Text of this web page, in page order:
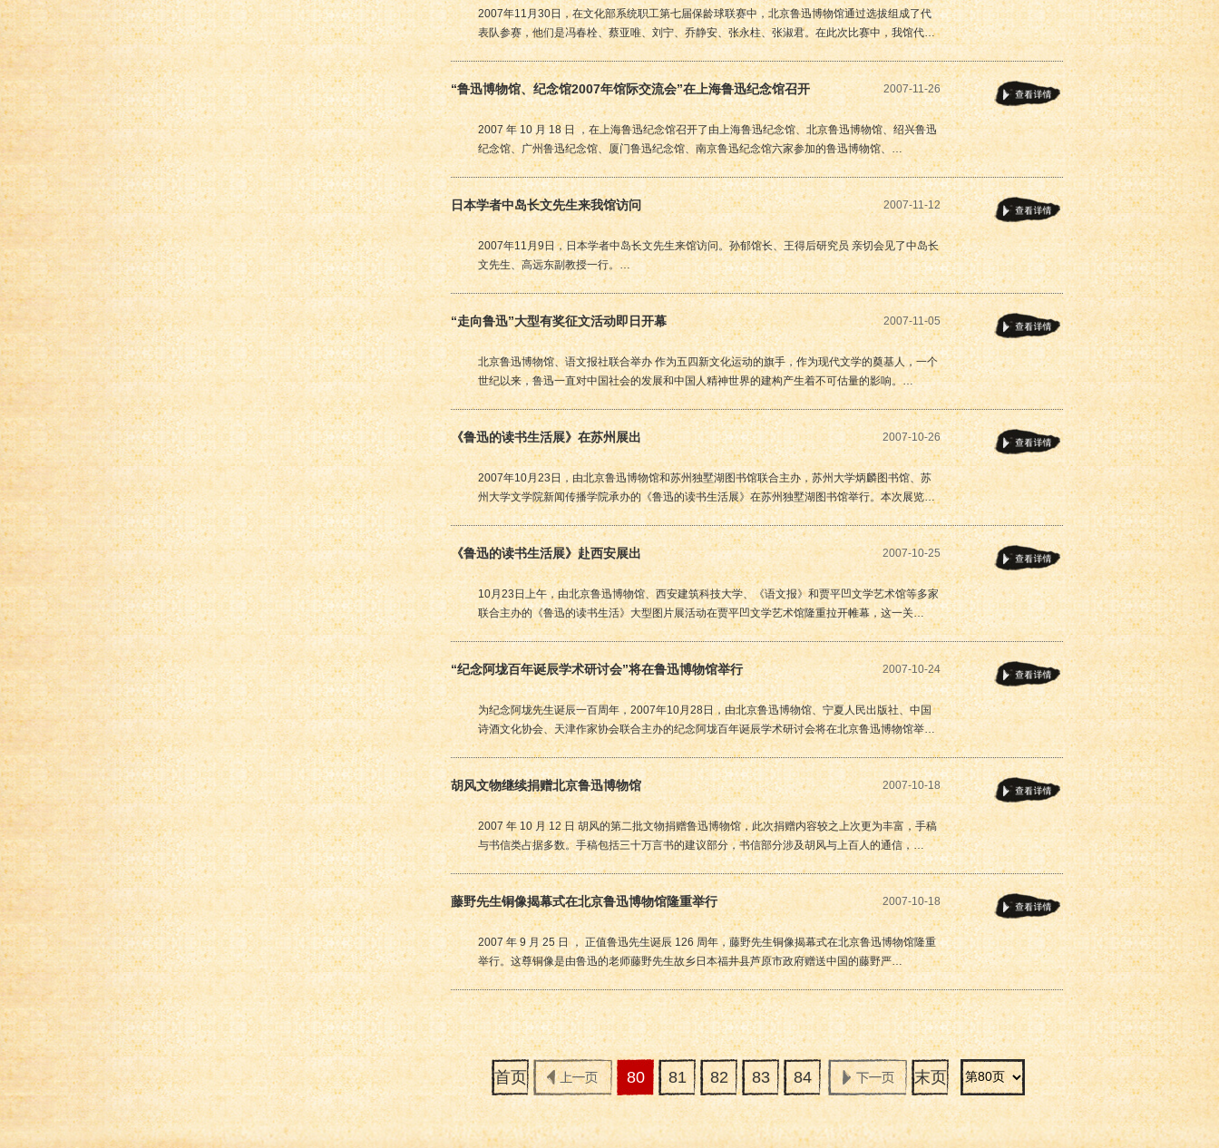
2007年11月30日，在文化部系统职工第七届保龄球联赛中，北京鲁迅博物馆通过选拔组成了代
表队参赛，他们是冯春栓、蔡亚唯、刘宁、乔静安、张永柱、张淑君。在此次比赛中，我馆代…
“鲁迅博物馆、纪念馆2007年馆际交流会”在上海鲁迅纪念馆召开 2007-11-26
2007 年 10 月 18 日 ，在上海鲁迅纪念馆召开了由上海鲁迅纪念馆、北京鲁迅博物馆、绍兴鲁迅
纪念馆、广州鲁迅纪念馆、厦门鲁迅纪念馆、南京鲁迅纪念馆六家参加的鲁迅博物馆、…
日本学者中岛长文先生来我馆访问 2007-11-12
2007年11月9日，日本学者中岛长文先生来馆访问。孙郁馆长、王得后研究员 亲切会见了中岛长
文先生、高远东副教授一行。…
“走向鲁迅”大型有奖征文活动即日开幕 2007-11-05
北京鲁迅博物馆、语文报社联合举办 作为五四新文化运动的旗手，作为现代文学的奠基人，一个
世纪以来，鲁迅一直对中国社会的发展和中国人精神世界的建构产生着不可估量的影响。…
《鲁迅的读书生活展》在苏州展出 2007-10-26
2007年10月23日，由北京鲁迅博物馆和苏州独墅湖图书馆联合主办，苏州大学炳麟图书馆、苏
州大学文学院新闻传播学院承办的《鲁迅的读书生活展》在苏州独墅湖图书馆举行。本次展览…
《鲁迅的读书生活展》赴西安展出 2007-10-25
10月23日上午，由北京鲁迅博物馆、西安建筑科技大学、《语文报》和贾平凹文学艺术馆等多家
联合主办的《鲁迅的读书生活》大型图片展活动在贾平凹文学艺术馆隆重拉开帷幕，这一关…
“纪念阿垅百年诞辰学术研讨会”将在鲁迅博物馆举行 2007-10-24
为纪念阿垅先生诞辰一百周年，2007年10月28日，由北京鲁迅博物馆、宁夏人民出版社、中国
诗酒文化协会、天津作家协会联合主办的纪念阿垅百年诞辰学术研讨会将在北京鲁迅博物馆举…
胡风文物继续捐赠北京鲁迅博物馆 2007-10-18
2007 年 10 月 12 日 胡风的第二批文物捐赠鲁迅博物馆，此次捐赠内容较之上次更为丰富，手稿
与书信类占据多数。手稿包括三十万言书的建议部分，书信部分涉及胡风与上百人的通信，…
藤野先生铜像揭幕式在北京鲁迅博物馆隆重举行 2007-10-18
2007 年 9 月 25 日 ， 正值鲁迅先生诞辰 126 周年，藤野先生铜像揭幕式在北京鲁迅博物馆隆重
举行。这尊铜像是由鲁迅的老师藤野先生故乡日本福井县芦原市政府赠送中国的藤野严…
首页 80 81 82 83 84 末页